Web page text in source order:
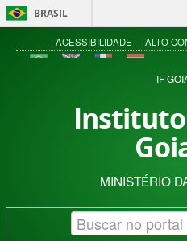
BRASIL
ACESSIBILIDADE ALTO
IF
MINISTÉRIO